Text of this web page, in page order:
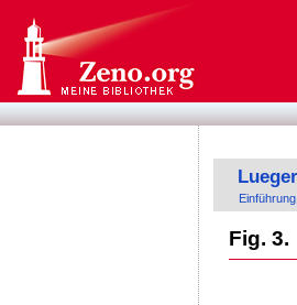
Einführung
Fig. 3.